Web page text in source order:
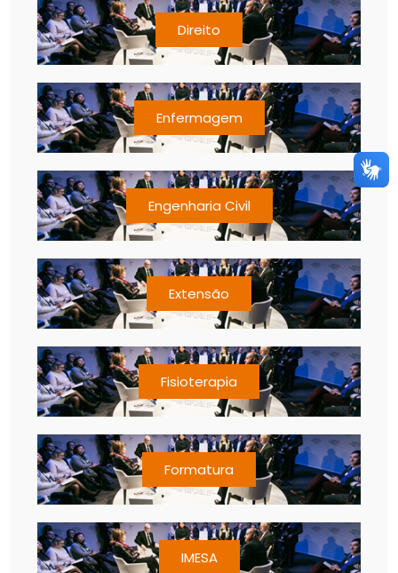
Direito
Enfermagem
Engenharia Civil
Extensão
Fisioterapia
Formatura
IMESA